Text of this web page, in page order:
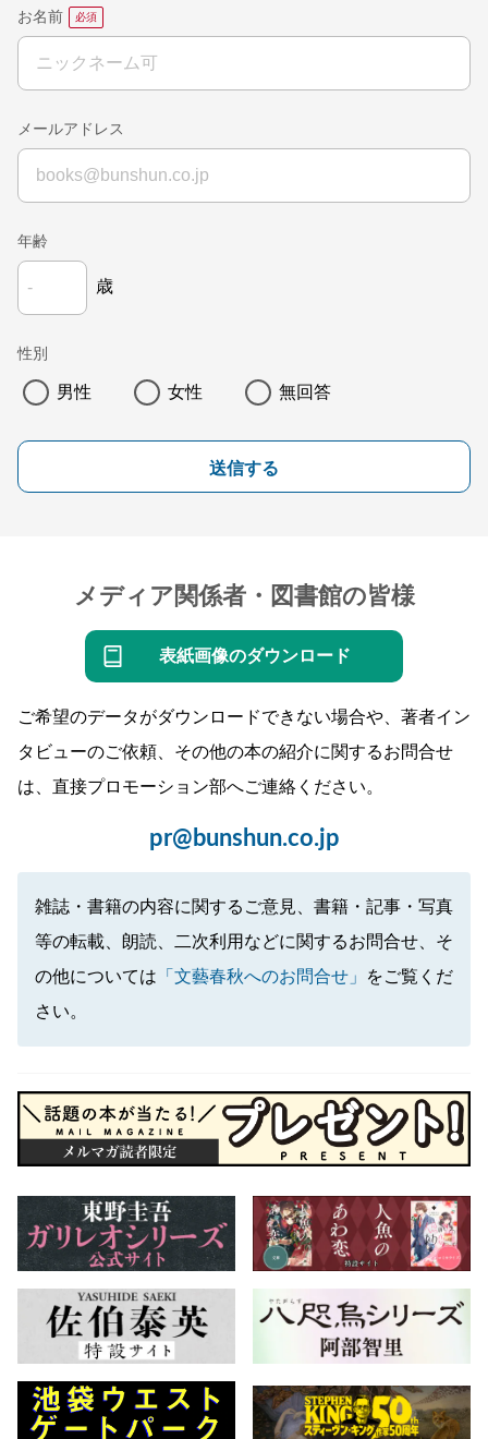
お名前
メールアドレス
年齢
歳
性別
男性 女性 無回答
送信する
メディア関係者・図書館の皆様
表紙画像のダウンロード
ご希望のデータがダウンロードできない場合や、著者イン
タビューのご依頼、その他の本の紹介に関するお問合せ
は、直接プロモーション部へご連絡ください。
pr@bunshun.co.jp
雑誌・書籍の内容に関するご意見、書籍・記事・写真
等の転載、朗読、二次利用などに関するお問合せ、そ
の他については 「文藝春秋へのお問合せ」
をご覧くだ
さい。